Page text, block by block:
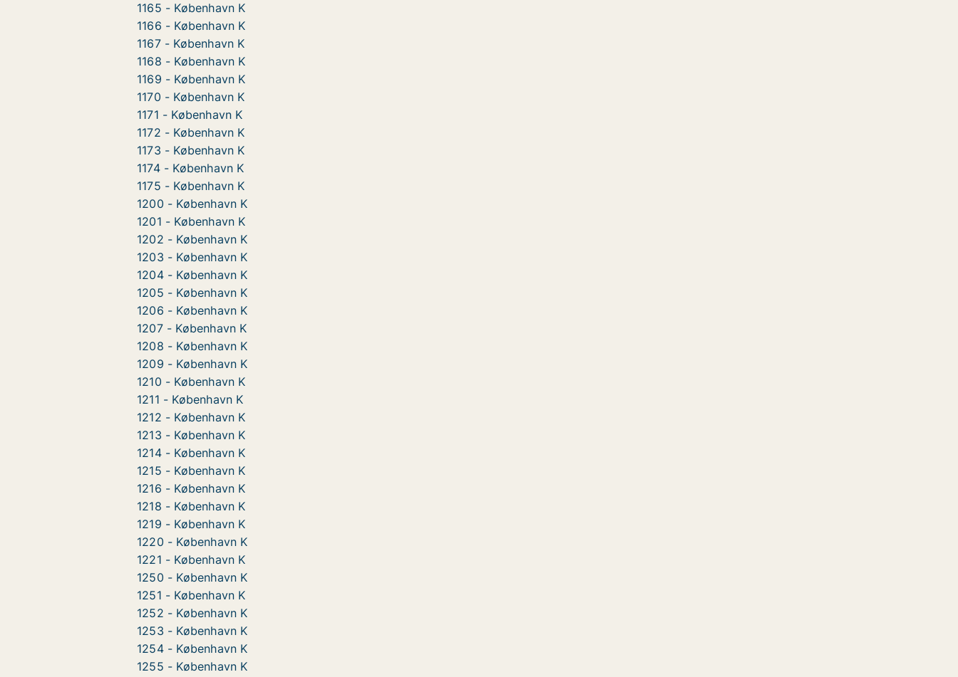
1165 - København K
1166 - København K
1167 - København K
1168 - København K
1169 - København K
1170 - København K
1171 - København K
1172 - København K
1173 - København K
1174 - København K
1175 - København K
1200 - København K
1201 - København K
1202 - København K
1203 - København K
1204 - København K
1205 - København K
1206 - København K
1207 - København K
1208 - København K
1209 - København K
1210 - København K
1211 - København K
1212 - København K
1213 - København K
1214 - København K
1215 - København K
1216 - København K
1218 - København K
1219 - København K
1220 - København K
1221 - København K
1250 - København K
1251 - København K
1252 - København K
1253 - København K
1254 - København K
1255 - København K